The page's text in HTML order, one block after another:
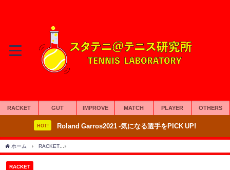
RACKET GUT IMPROVE MATCH PLAYER OTHERS
HOT! Roland Garros2021 -気になる選手をPICK UP!
ホーム RACKET
RACKET